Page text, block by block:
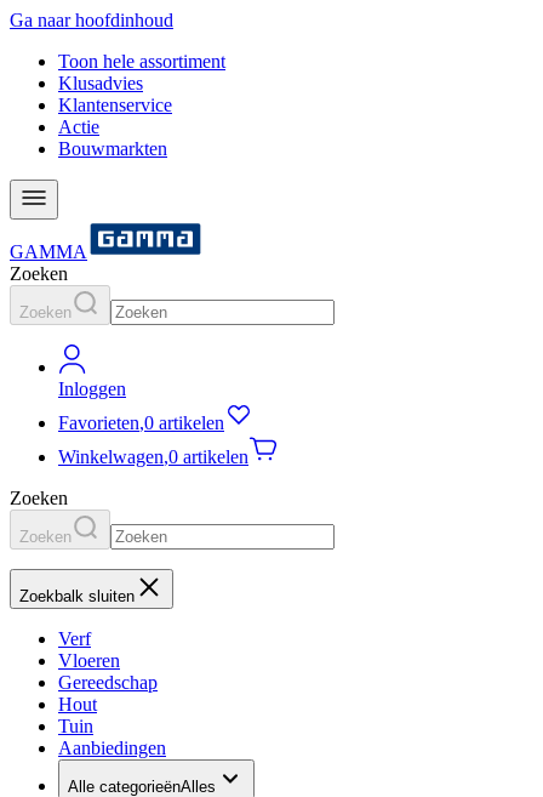
Ga naar hoofdinhoud
Toon hele assortiment
Klusadvies
Klantenservice
Actie
Bouwmarkten
GAMMA
Zoeken
Zoeken
Inloggen
Favorieten,0 artikelen
Winkelwagen,0 artikelen
Zoeken
Zoeken
Zoekbalk sluiten
Verf
Vloeren
Gereedschap
Hout
Tuin
Aanbiedingen
Alle categorieënAlles